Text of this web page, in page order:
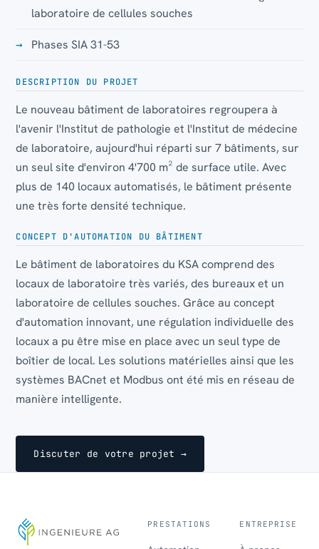
laboratoire de cellules souches
Phases SIA 31-53
DESCRIPTION DU PROJET
Le nouveau bâtiment de laboratoires regroupera à
l'avenir l'Institut de pathologie et l'Institut de médecine
de laboratoire, aujourd'hui réparti sur 7 bâtiments, sur
un seul site d'environ 4'700 m² de surface utile. Avec
plus de 140 locaux automatisés, le bâtiment présente
une très forte densité technique.
CONCEPT D'AUTOMATION DU BÂTIMENT
Le bâtiment de laboratoires du KSA comprend des
locaux de laboratoire très variés, des bureaux et un
laboratoire de cellules souches. Grâce au concept
d'automation innovant, une régulation individuelle des
locaux a pu être mise en place avec un seul type de
boîtier de local. Les solutions matérielles ainsi que les
systèmes BACnet et Modbus ont été mis en réseau de
manière intelligente.
Discuter de votre projet →
PRESTATIONS ENTREPRISE